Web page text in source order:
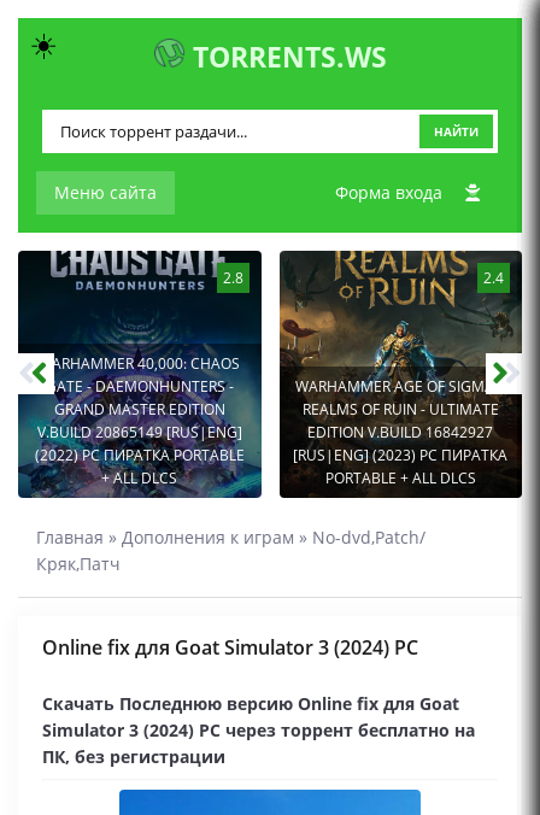
TORRENTS.WS
Меню сайта
НАЙТИ
Форма входа
2.8
WARHAMMER 40,000: CHAOS
GATE - DAEMONHUNTERS -
GRAND MASTER EDITION
V.BUILD 20865149 [RUS|ENG]
(2022) PC ПИРАТКА PORTABLE
+ ALL DLCS
2.4
WARHAMMER AGE OF SIGMAR:
REALMS OF RUIN - ULTIMATE
EDITION V.BUILD 16842927
[RUS|ENG] (2023) PC ПИРАТКА
PORTABLE + ALL DLCS
Главная » Дополнения к играм » No-dvd,Patch/
Кряк,Патч
Online fix для Goat Simulator 3 (2024) PC
Скачать Последнюю версию Online fix для Goat
Simulator 3 (2024) PC через торрент бесплатно на
ПК, без регистрации
☀️